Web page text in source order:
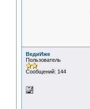
ВедиИже
Пользователь
Сообщений: 144